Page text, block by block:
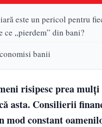
este un pericol pentru
ce „pierdem” din bani?
banii
risipesc prea mulți
asta. Consilierii
mod constant